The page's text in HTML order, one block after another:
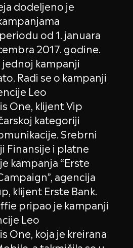
dodeljeno je
od 1. januara
2017. godine.
kampanji
Radi se o kampanji
Leo
One, klijent Vip
kategoriji
Srebrni
Finansije i platne
kampanja “Erste
agencija
klijent Erste Bank.
pripao je kampanji
Leo
One, koja je kreirana